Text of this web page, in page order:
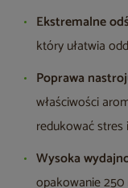
Ekstremalne
który ułatwia
Poprawa
właściwości
redukować
Wysoka
opakowanie